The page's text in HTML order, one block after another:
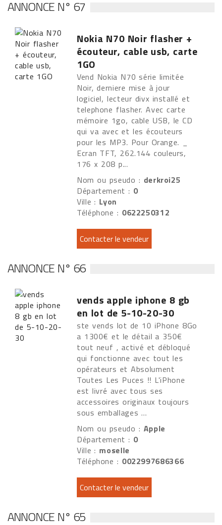
ANNONCE N° 67
Nokia N70 Noir flasher +
écouteur, cable usb, carte
1GO
Vend Nokia N70 série limitée
Noir, derniere mise à jour
logiciel, lecteur divx installé et
telephone flasher. Avec carte
mémoire 1go, cable USB, le CD
qui va avec et les écouteurs
pour les MP3. Pour Orange. _
Ecran TFT, 262.144 couleurs,
176 x 208 p...
Nom ou pseudo : derkroi25
Département : 0
Ville : Lyon
Téléphone : 0622250312
ANNONCE N° 66
vends apple iphone 8 gb
en lot de 5-10-20-30
ste vends lot de 10 iPhone 8Go
a 1300€ et le détail a 350€
tout neuf , activé et débloqué
qui fonctionne avec tout les
opérateurs et Absolument
Toutes Les Puces !! L'iPhone
est livré avec tous ses
accessoires originaux toujours
sous emballages ...
Nom ou pseudo : Apple
Département : 0
Ville : moselle
Téléphone : 0022997686366
ANNONCE N° 65